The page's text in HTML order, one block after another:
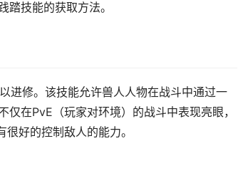
技能的获取方法。
进修。该技能允许兽人人物在战斗中通过一
在PvE（玩家对环境）的战斗中表现亮眼，
好的控制敌人的能力。